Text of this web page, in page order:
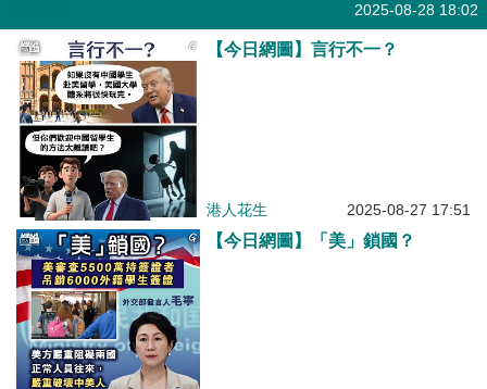
2025-08-28 18:02
【今日網圖】言行不一？
港人花生 2025-08-27 17:51
【今日網圖】「美」鎖國？